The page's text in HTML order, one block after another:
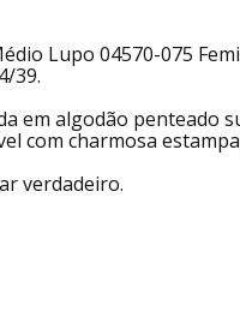
Lupo 04570-075
39.
em algodão penteado
com charmosa
verdadeiro.